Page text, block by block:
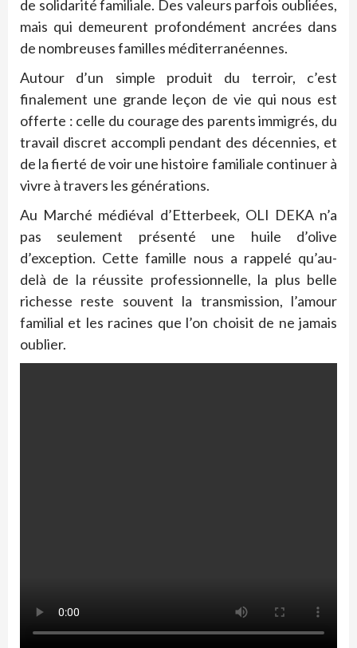
de solidarité familiale. Des valeurs parfois oubliées,
mais qui demeurent profondément ancrées dans
de nombreuses familles méditerranéennes.
Autour d’un simple produit du terroir, c’est
finalement une grande leçon de vie qui nous est
offerte : celle du courage des parents immigrés, du
travail discret accompli pendant des décennies, et
de la fierté de voir une histoire familiale continuer à
vivre à travers les générations.
Au Marché médiéval d’Etterbeek, OLI DEKA n’a
pas seulement présenté une huile d’olive
d’exception. Cette famille nous a rappelé qu’au-
delà de la réussite professionnelle, la plus belle
richesse reste souvent la transmission, l’amour
familial et les racines que l’on choisit de ne jamais
oublier.